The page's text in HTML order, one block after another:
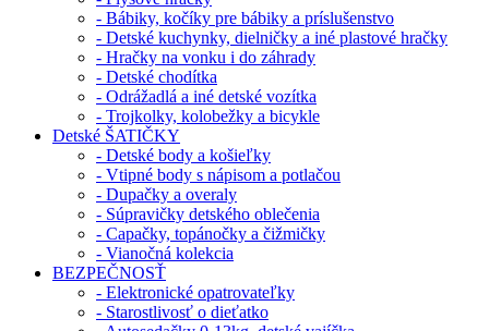
- Bábiky, kočíky pre bábiky a príslušenstvo
- Detské kuchynky, dielničky a iné plastové hračky
- Hračky na vonku i do záhrady
- Detské chodítka
- Odrážadlá a iné detské vozítka
- Trojkolky, kolobežky a bicykle
Detské ŠATIČKY
- Detské body a košieľky
- Vtipné body s nápisom a potlačou
- Dupačky a overaly
- Súpravičky detského oblečenia
- Capačky, topánočky a čižmičky
- Vianočná kolekcia
BEZPEČNOSŤ
- Elektronické opatrovateľky
- Starostlivosť o dieťatko